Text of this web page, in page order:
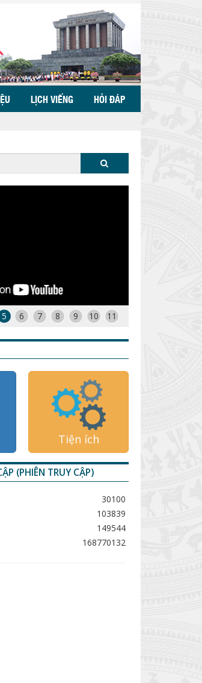
LỊCH VIẾNG HỎI ĐÁP
5 6 7 8 9 10 11
Tiện ích
(PHIÊN TRUY CẬP)
30100
103839
149544
168770132